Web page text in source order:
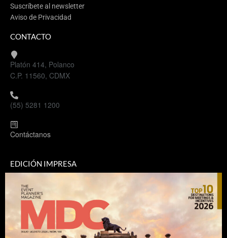
Suscríbete al newsletter
Aviso de Privacidad
CONTACTO
Platón 414, Polanco
C.P. 11560, CDMX
(55) 5281 1200
Contáctanos
EDICIÓN IMPRESA